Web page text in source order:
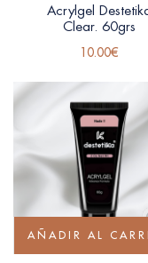
Acrylgel
Clear. 60grs
10.00€
AÑADIR AL